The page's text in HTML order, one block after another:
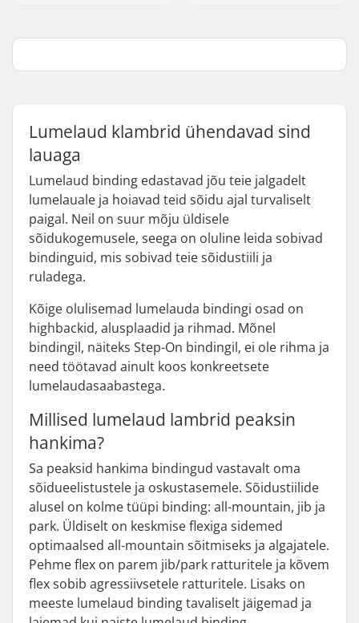
Lumelaud klambrid ühendavad sind
lauaga
Lumelaud binding edastavad jõu teie jalgadelt
lumelauale ja hoiavad teid sõidu ajal turvaliselt
paigal. Neil on suur mõju üldisele
sõidukogemusele, seega on oluline leida sobivad
bindinguid, mis sobivad teie sõidustiili ja
ruladega.
Kõige olulisemad lumelauda bindingi osad on
highbackid, alusplaadid ja rihmad. Mõnel
bindingil, näiteks Step-On bindingil, ei ole rihma ja
need töötavad ainult koos konkreetsete
lumelaudasaabastega.
Millised lumelaud lambrid peaksin
hankima?
Sa peaksid hankima bindingud vastavalt oma
sõidueelistustele ja oskustasemele. Sõidustiilide
alusel on kolme tüüpi binding: all-mountain, jib ja
park. Üldiselt on keskmise flexiga sidemed
optimaalsed all-mountain sõitmiseks ja algajatele.
Pehme flex on parem jib/park ratturitele ja kõvem
flex sobib agressiivsetele ratturitele. Lisaks on
meeste lumelaud binding tavaliselt jäigemad ja